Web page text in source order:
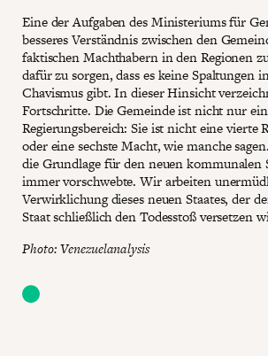
Eine der Aufgaben des Ministeriums für
besseres Verständnis zwischen den
faktischen Machthabern in den Regionen
dafür zu sorgen, dass es keine Spaltungen
Chavismus gibt. In dieser Hinsicht
Fortschritte. Die Gemeinde ist nicht nur
Regierungsbereich: Sie ist nicht eine vierte
oder eine sechste Macht, wie manche
die Grundlage für den neuen kommunalen
immer vorschwebte. Wir arbeiten
Verwirklichung dieses neuen Staates, der
Staat schließlich den Todesstoß versetzen
Photo: Venezuelanalysis